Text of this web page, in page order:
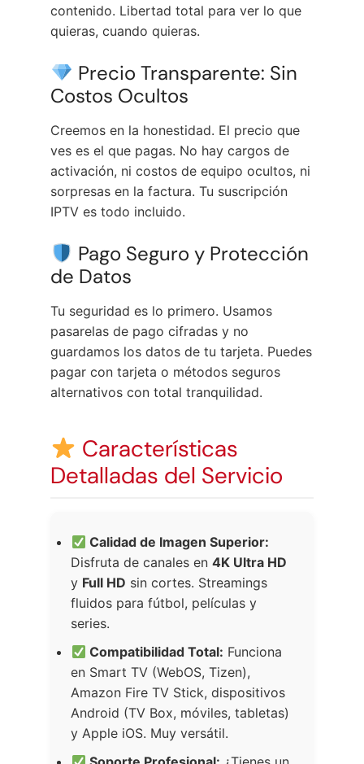
contenido. Libertad total para ver lo que
quieras, cuando quieras.
Precio Transparente: Sin
Costos Ocultos
Creemos en la honestidad. El precio que
ves es el que pagas. No hay cargos de
activación, ni costos de equipo ocultos, ni
sorpresas en la factura. Tu suscripción
IPTV es todo incluido.
Pago Seguro y Protección
de Datos
Tu seguridad es lo primero. Usamos
pasarelas de pago cifradas y no
guardamos los datos de tu tarjeta. Puedes
pagar con tarjeta o métodos seguros
alternativos con total tranquilidad.
Características
Detalladas del Servicio
Calidad de Imagen Superior:
Disfruta de canales en4K Ultra HD
y Full HD sin cortes. Streamings
fluidos para fútbol, películas y
series.
Compatibilidad Total: Funciona
en Smart TV (WebOS, Tizen),
Amazon Fire TV Stick, dispositivos
Android (TV Box, móviles, tabletas)
y Apple iOS. Muy versátil.